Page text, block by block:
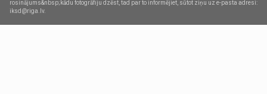
rosinājums&nbsp;kādu fotogrāfiju dzēst, tad par to informējiet, sūtot ziņu uz e-pasta adresi:
iksd@riga.lv.